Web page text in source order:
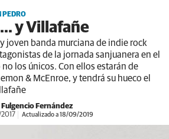
PEDRO
y Villafañe
joven banda murciana de indie rock
de la jornada sanjuanera en el
los únicos. Con ellos estarán de
& McEnroe, y tendrá su hueco el
Fulgencio Fernández
Actualizado a 18/09/2019